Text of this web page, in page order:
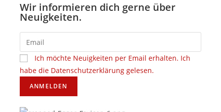
Wir informieren dich gerne über
Neuigkeiten.
Ich möchte Neuigkeiten per Email erhalten. Ich
habe die Datenschutzerklärung gelesen.